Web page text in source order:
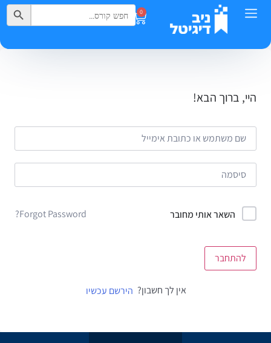
0
Search
for:
Search Button
היי, ברוך הבא!
השאר אותי מחובר Forgot Password?
להתחבר
אין לך חשבון? הירשם עכשיו